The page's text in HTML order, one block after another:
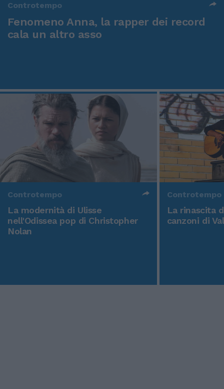
Controtempo
Fenomeno Anna, la rapper dei record
cala un altro asso
Controtempo
La modernità di Ulisse
nell'Odissea pop di Christopher
Nolan
Controtempo
La rinascita
canzoni di